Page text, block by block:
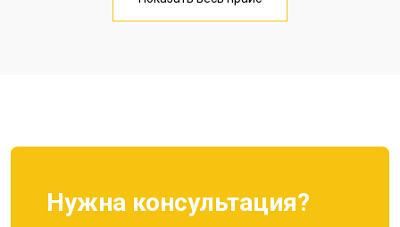
Замена кнопки включения от 1750 ₽
Нужна консультация?